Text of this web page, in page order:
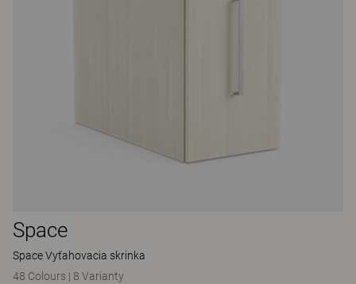
Space
Space Vyťahovacia skrinka
48 Colours | 8 Varianty